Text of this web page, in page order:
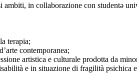
in collaborazione con studentə
terapia;
contemporanea;
artistica e culturale prodotta da
e in situazione di fragilità